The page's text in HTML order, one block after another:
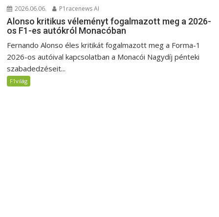
2026.06.06. P1racenews AI
Alonso kritikus véleményt fogalmazott meg a 2026-
os F1-es autókról Monacóban
Fernando Alonso éles kritikát fogalmazott meg a Forma-1
2026-os autóival kapcsolatban a Monacói Nagydíj pénteki
szabadedzéseit...
F1világ